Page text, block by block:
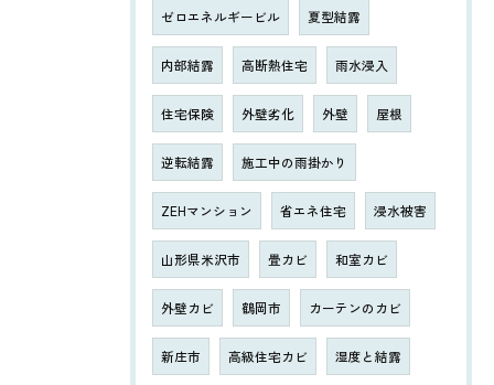
ゼロエネルギービル 夏型結露
内部結露 高断熱住宅 雨水浸入
住宅保険 外壁劣化 外壁 屋根
逆転結露 施工中の雨掛かり
ZEHマンション 省エネ住宅 浸水被害
山形県米沢市 畳カビ 和室カビ
外壁カビ 鶴岡市 カーテンのカビ
新庄市 高級住宅カビ 湿度と結露